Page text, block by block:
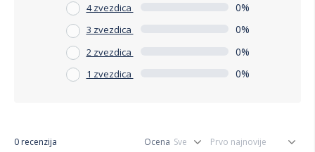
4 zvezdica 0%
3 zvezdica 0%
2 zvezdica 0%
1 zvezdica 0%
0 recenzija Ocena